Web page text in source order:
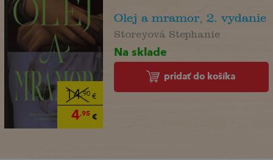
14,90€
4,95€
Olej a mramor, 2. vydanie
Storeyová Stephanie
Na sklade
pridať do košíka